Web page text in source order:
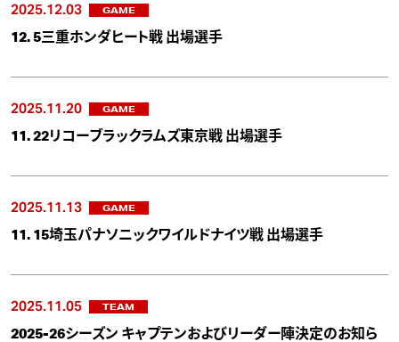
2025.12.03 GAME
12. 5三重ホンダヒート戦 出場選手
2025.11.20 GAME
11. 22リコーブラックラムズ東京戦 出場選手
2025.11.13 GAME
11. 15埼玉パナソニックワイルドナイツ戦 出場選手
2025.11.05 TEAM
2025-26シーズン キャプテンおよびリーダー陣決定のお知ら